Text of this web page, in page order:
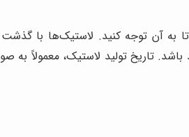
به آن توجه کنید. لاستیک‌ها با
باشد. تاریخ تولید لاستیک، معمولاً